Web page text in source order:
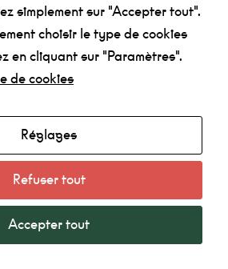
simplement sur "Accepter tout".
choisir le type de cookies
en cliquant sur "Paramètres".
de cookies
Réglages
Refuser tout
Accepter tout
Minimum
Ces cookies ne
nécessaires au
fonctionnement
Au catering
c'est Fanny qui
les cuisine, et
ils sont très